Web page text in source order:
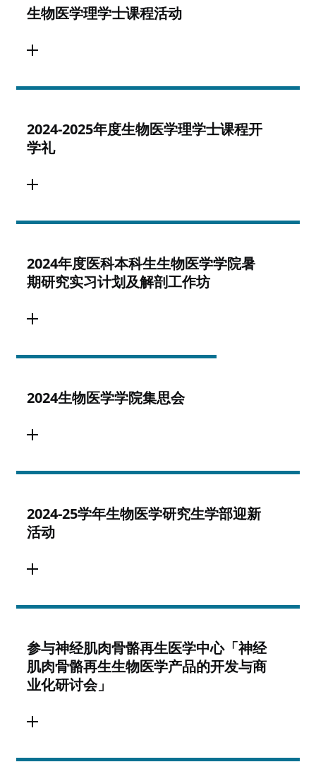
生物医学理学士课程活动
2024-2025年度生物医学理学士课程开
学礼
2024年度医科本科生生物医学学院暑
期研究实习计划及解剖工作坊
2024生物医学学院集思会
2024-25学年生物医学研究生学部迎新
活动
参与神经肌肉骨骼再生医学中心「神经
肌肉骨骼再生生物医学产品的开发与商
业化研讨会」